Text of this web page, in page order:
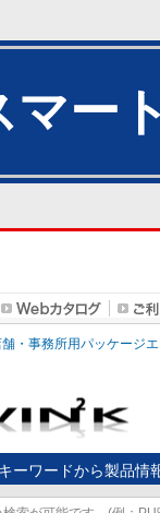
マー
舗・事務所用パッケージ
キーワードから製品情